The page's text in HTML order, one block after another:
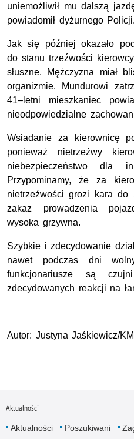
uniemożliwił mu dalszą
powiadomił dyżurnego Policji.
Jak się później okazało
do stanu trzeźwości
słuszne. Mężczyzna miał
organizmie. Mundurowi
41–letni mieszkaniec
nieodpowiedzialne
Wsiadanie za kierownicę
ponieważ nietrzeźwy
niebezpieczeństwo dla
Przypominamy, że za
nietrzeźwości grozi kara
zakaz prowadzenia
wysoka grzywna.
Szybkie i zdecydowanie
nawet podczas dni
funkcjonariusze są
zdecydowanych reakcji na
Autor: Justyna Jaśkiewicz/
Aktualności
Aktualności Poszukiwani